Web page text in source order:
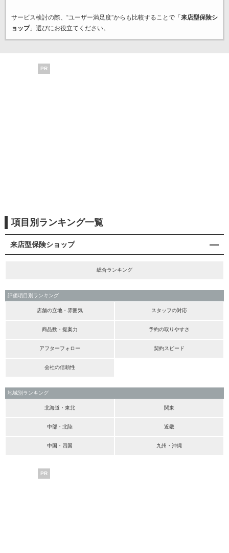
サービス検討の際、“ユーザー満足度”からも比較することで「 来店型保険シ
ョップ」選びにお役立てください。
PR
項目別ランキング一覧
来店型保険ショップ
総合ランキング
評価項目別ランキング
店舗の立地・雰囲気 スタッフの対応
商品数・提案力 予約の取りやすさ
アフターフォロー 契約スピード
会社の信頼性
地域別ランキング
北海道・東北 関東
中部・北陸 近畿
中国・四国 九州・沖縄
PR